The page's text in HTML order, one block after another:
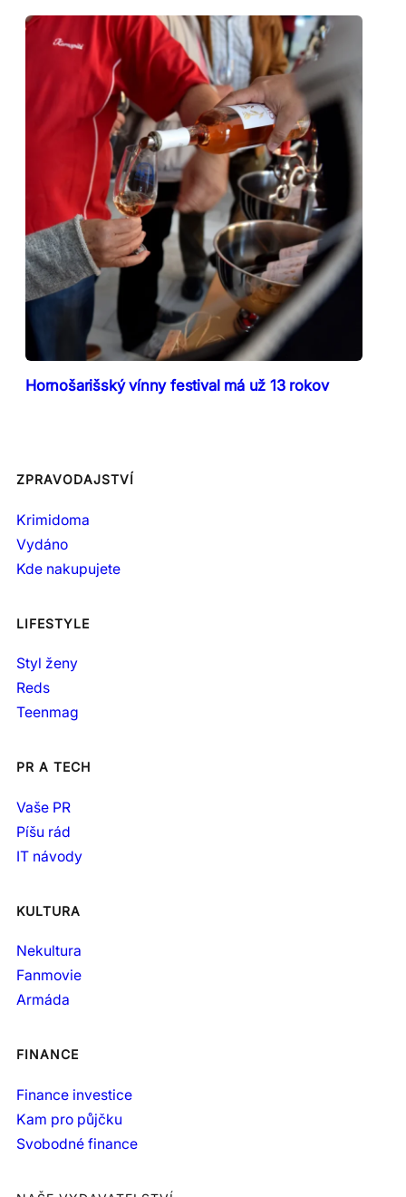
Hornošarišský vínny festival má už 13 rokov
ZPRAVODAJSTVÍ
Krimidoma
Vydáno
Kde nakupujete
LIFESTYLE
Styl ženy
Reds
Teenmag
PR A TECH
Vaše PR
Píšu rád
IT návody
KULTURA
Nekultura
Fanmovie
Armáda
FINANCE
Finance investice
Kam pro půjčku
Svobodné finance